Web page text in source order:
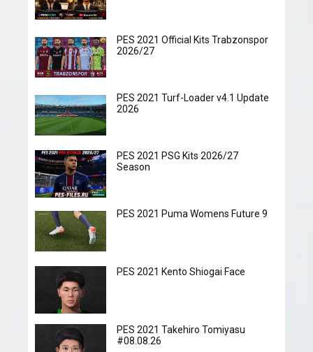
PES 2021 Official Kits Trabzonspor
2026/27
PES 2021 Turf-Loader v4.1 Update
2026
PES 2021 PSG Kits 2026/27
Season
PES 2021 Puma Womens Future 9
PES 2021 Kento Shiogai Face
PES 2021 Takehiro Tomiyasu
#08.08.26